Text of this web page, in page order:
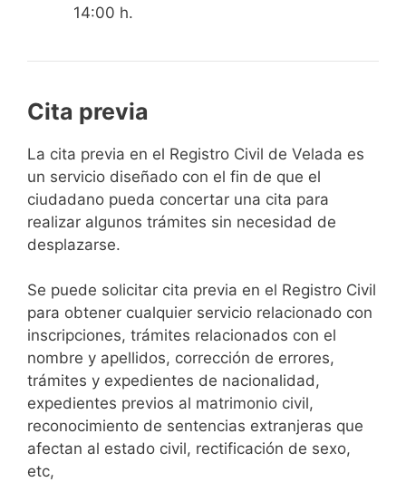
14:00 h.
Cita previa
​​​​​​​​​​​​​​​​​​​​​​​​​​​​La cita previa en el Registro Civil de Velada es
un servicio diseñado con el fin de que el
ciudadano pueda concertar una cita para
realizar algunos trámites sin necesidad de
desplazarse.​
Se puede solicitar cita previa en el Registro Civil
para obtener cualquier servicio relacionado con
inscripciones, trámites relacionados con el
nombre y apellidos, corrección de errores,
trámites y expedientes de nacionalidad,
expedientes previos al matrimonio civil,
reconocimiento de sentencias extranjeras que
afectan al estado civil, rectificación de sexo,
etc,